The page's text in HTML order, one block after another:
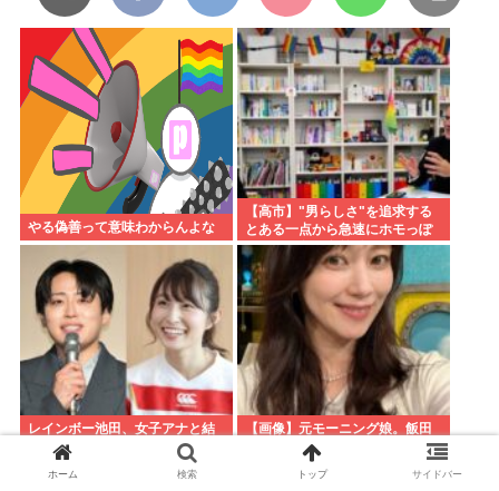
やる偽善って意味わからんよな
【高市】"男らしさ"を追求する
とある一点から急速にホモっぽ
くなる現象に名前付けてくれ。
ラプラスの魔とか不気味の谷み
たいな
レインボー池田、女子アナと結
婚www
【画像】元モーニング娘。飯田
圭織さん(44)、美魔女へと変貌
ホーム 検索 トップ サイドバー